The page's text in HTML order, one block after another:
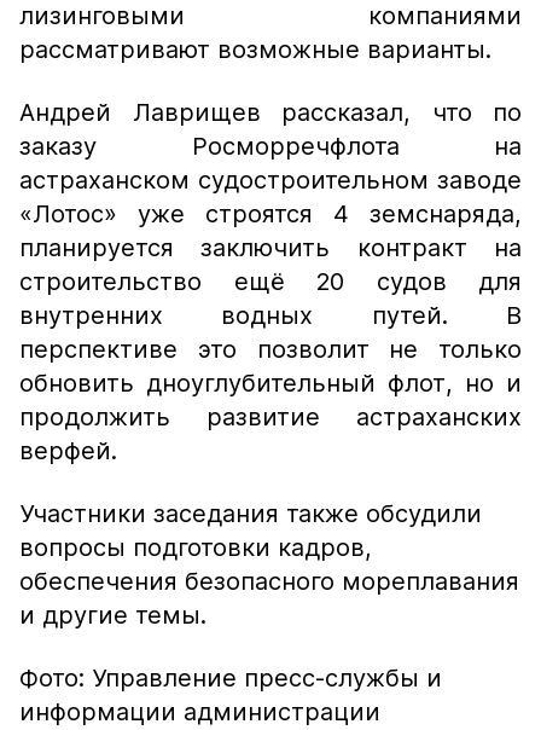
лизинговыми компаниями
рассматривают возможные варианты.
Андрей Лаврищев рассказал, что по
заказу Росморречфлота на
астраханском судостроительном заводе
«Лотос» уже строятся 4 земснаряда,
планируется заключить контракт на
строительство ещё 20 судов для
внутренних водных путей. В
перспективе это позволит не только
обновить дноуглубительный флот, но и
продолжить развитие астраханских
верфей.
Участники заседания также обсудили
вопросы подготовки кадров,
обеспечения безопасного мореплавания
и другие темы.
Фото: Управление пресс-службы и
информации администрации